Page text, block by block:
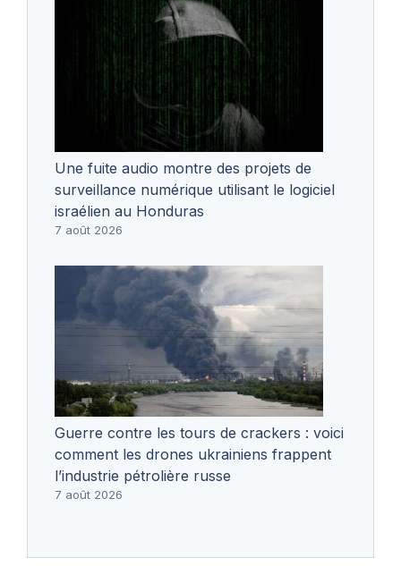
Une fuite audio montre des projets de
surveillance numérique utilisant le logiciel
israélien au Honduras
7 août 2026
Guerre contre les tours de crackers : voici
comment les drones ukrainiens frappent
l’industrie pétrolière russe
7 août 2026